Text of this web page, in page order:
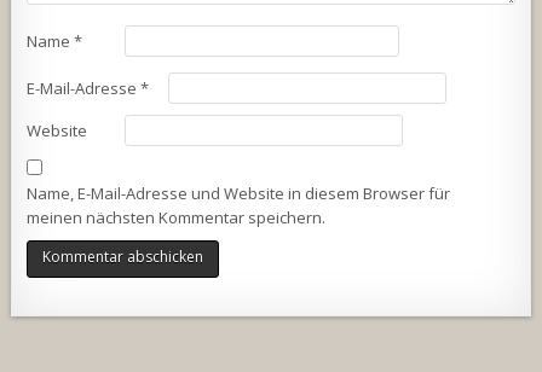
Name*
E-Mail-Adresse*
Website
Name, E-Mail-Adresse und Website in diesem Browser für
meinen nächsten Kommentar speichern.